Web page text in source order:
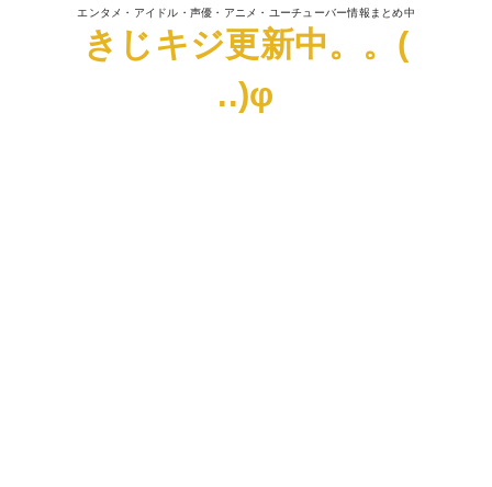
エンタメ・アイドル・声優・アニメ・ユーチューバー情報まとめ中
きじキジ更新中。。(
..)φ